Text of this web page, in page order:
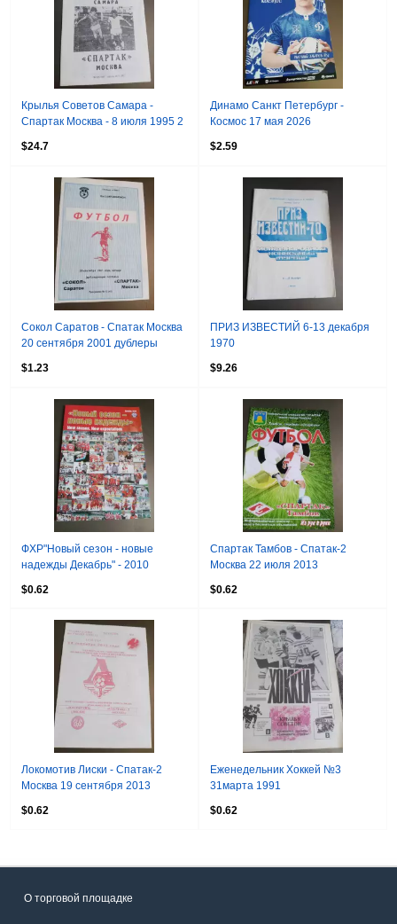
Крылья Советов Самара -
Спартак Москва - 8 июля 1995 2
$24.7
Динамо Санкт Петербург -
Космос 17 мая 2026
$2.59
Сокол Саратов - Спатак Москва
20 сентября 2001 дублеры
$1.23
ПРИЗ ИЗВЕСТИЙ 6-13 декабря
1970
$9.26
ФХР"Новый сезон - новые
надежды Декабрь" - 2010
$0.62
Спартак Тамбов - Спатак-2
Москва 22 июля 2013
$0.62
Локомотив Лиски - Спатак-2
Москва 19 сентября 2013
$0.62
Еженедельник Хоккей №3
31марта 1991
$0.62
О торговой площадке